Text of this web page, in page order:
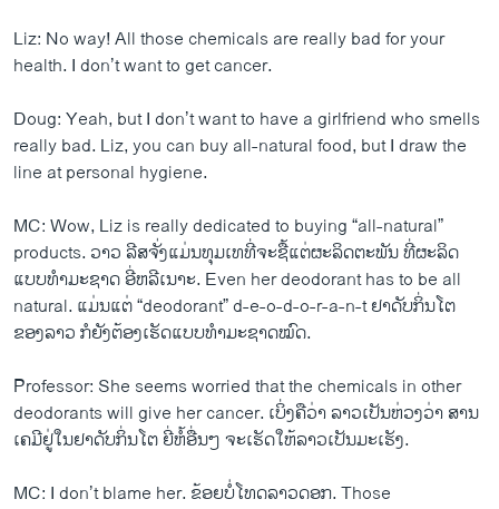
Liz: No way! All those chemicals are really bad for your
health. I don’t want to get cancer.
Doug: Yeah, but I don’t want to have a girlfriend who smells
really bad. Liz, you can buy all-natural food, but I draw the
line at personal hygiene.
MC: Wow, Liz is really dedicated to buying “all-natural”
products. ວາວ ລີ​ສຈັ່ງ​ແມ່ນ​ທຸມ​ເທທີ່​ຈະ​ຊື້​ແຕ່ຜະລິດ​ຕະພັນ ​ທີ່​ຜະລິດ
ແບບ​ທຳ​ມະ​ຊາດ ອີ່ຫລີ​ເນາະ. Even her deodorant has to be all
natural. ​ແມ່ນ​ແຕ່ “deodorant” d-e-o-d-o-r-a-n-t ຢາ​ດັບ​ກິ່ນ​ໂຕ
ຂອງ​ລາວ ກໍ​ຍັງຕ້ອງ​ເຮັດ​ແບບ​ທຳ​ມະ​ຊາດ​ໝົດ.
Professor: She seems worried that the chemicals in other
deodorants will give her cancer. ​ເບິ່ງ​ຄື​ວ່າ ລາວ​ເປັນ​ຫ່ວງ​ວ່າ ສານ​
ເຄມີ​ຢູ່​ໃນຢາ​ດັບ​ກິ່ນ​ໂຕ ຍີ່​ຫໍ້​ອື່ນໆ ຈະ​ເຮັດ​ໃຫ້​ລາວ​ເປັນ​ມະ​ເຮັງ.
MC: I don’t blame her. ຂ້ອຍ​ບໍ່​ໂທດ​ລາວ​ດອກ. Those